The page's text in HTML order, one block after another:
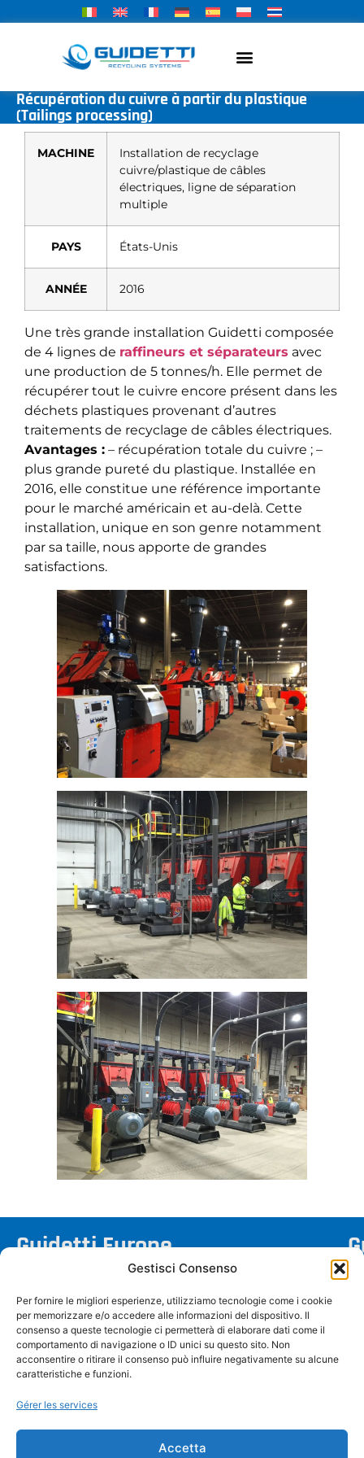
Gestisci Consenso
Per fornire le migliori esperienze, utilizziamo tecnologie come i cookie
per memorizzare e/o accedere alle informazioni del dispositivo. Il
consenso a queste tecnologie ci permetterà di elaborare dati come il
comportamento di navigazione o ID unici su questo sito. Non
acconsentire o ritirare il consenso può influire negativamente su alcune
caratteristiche e funzioni.
Gérer les services
Accetta
Récupération du cuivre à partir du plastique
(Tailings processing)
MACHINE
Installation de recyclage
cuivre/plastique de câbles
électriques, ligne de séparation
multiple
PAYS États-Unis
ANNÉE 2016
Une très grande installation Guidetti composée
de 4 lignes de raffineurs et séparateurs avec
une production de 5 tonnes/h. Elle permet de
récupérer tout le cuivre encore présent dans les
déchets plastiques provenant d’autres
traitements de recyclage de câbles électriques.
Avantages : – récupération totale du cuivre ; –
plus grande pureté du plastique. Installée en
2016, elle constitue une référence importante
pour le marché américain et au-delà. Cette
installation, unique en son genre notamment
par sa taille, nous apporte de grandes
satisfactions.
Guidetti Europe
info@guidettisrl.com
+39 051 6858511
TVA : IT01460390386